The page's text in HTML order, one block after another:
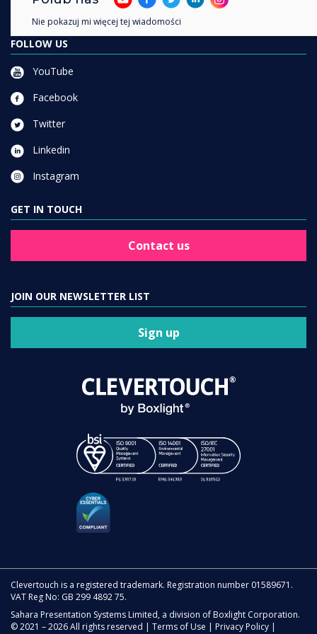
FOLLOW US
YouTube
Facebook
Twitter
Linkedin
Instagram
GET IN TOUCH
Contact us
JOIN OUR NEWSLETTER LIST
Sign up
Clevertouch is a registered trademark. Registration number 01589671.
VAT Reg No: GB 299 4892 75.
Sahara Presentation Systems Limited, a division of Boxlight Corporation.
© 2021 – 2026 All rights reserved | Terms of Use | Privacy Policy |
Nie pokazuj mi więcej tej wiadomości